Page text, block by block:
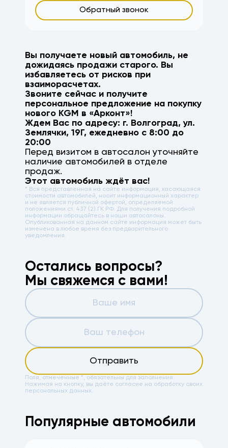
Обратный звонок
Вы получаете новый автомобиль, не
дожидаясь продажи старого. Вы
избавляетесь от рисков при
взаиморасчетах.
Звоните сейчас и получите
персональное предложение на покупку
нового KGM в «Арконт»!
Ждем Вас по адресу: г. Волгоград,ул.
Землячки, 19Г, ежедневно с 8:00 до
20:00
Перед визитом в автосалон уточняйте
наличие автомобилей в отделе
продаж.
Этот автомобиль ждёт вас!
* Вся представленная на сайте информация, касающаяся
стоимости автомобилей, носит информационный характер
и не является публичной офертой, определяемой
положениями ст. 437 (2) ГК РФ. Для получения подробной
информации обращайтесь в наши автосалоны.
Опубликованная на данном сайте информация может быть
изменена в любое время без предварительного
уведомления.
Остались вопросы?
Мы свяжемся с вами!
Отправить
Поля, отмеченные *, обязательны для заполнения.
Нажимая на кнопку, вы даёте согласие на обработку своих
персональных данных.
Популярные автомобили